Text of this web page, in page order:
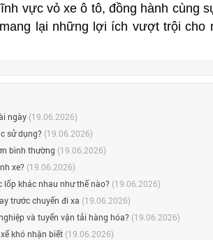
vực vỏ xe ô tô, đồng hành
lại những lợi ích vượt trội
ngày (19.06.2026)
sử dụng? (19.06.2026)
bình thường (19.06.2026)
xe? (19.06.2026)
lốp khác nhau như thế nào? (19.06.2026)
trước chuyến đi xa (19.06.2026)
và tuyến vận tải hàng hóa? (19.06.2026)
khó nhận biết (19.06.2026)